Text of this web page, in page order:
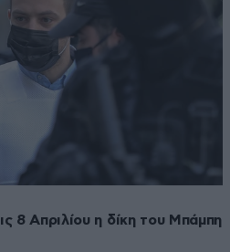
8 Απριλίου η δίκη του Μπάμπη